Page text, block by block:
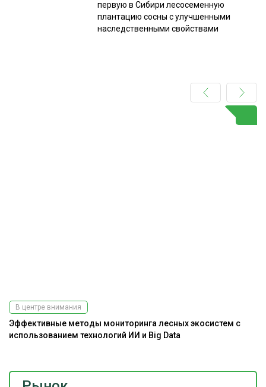
первую в Сибири лесосеменную
плантацию сосны с улучшенными
наследственными свойствами
В центре внимания
Эффективные методы мониторинга лесных экосистем с
использованием технологий ИИ и Big Data